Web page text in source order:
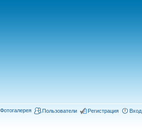
Фотогалерея Пользователи Регистрация Вход